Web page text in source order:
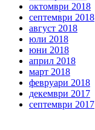
октомври 2018
септември 2018
август 2018
юли 2018
юни 2018
април 2018
март 2018
февруари 2018
декември 2017
септември 2017